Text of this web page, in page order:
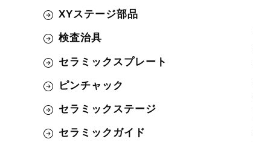
XYステージ部品
検査治具
セラミックスプレート
ピンチャック
セラミックステージ
セラミックガイド